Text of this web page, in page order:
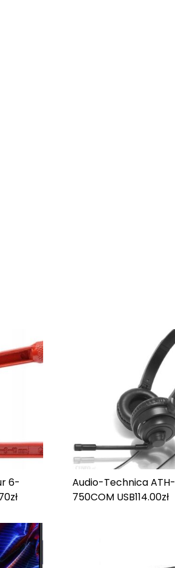
6-
zł
Audio-Technica ATH-
750COM USB114.00zł